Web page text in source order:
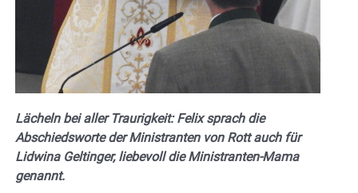
Lächeln bei aller Traurigkeit: Felix sprach die
Abschiedsworte der Ministranten von Rott auch für
Lidwina Geltinger, liebevoll die Ministranten-Mama
genannt.